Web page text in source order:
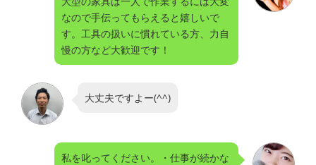
なので手伝ってもらえると嬉しいで
す。工具の扱いに慣れている方、力自
慢の方など大歓迎です！
大丈夫ですよー(^^)
私を叱ってください。・仕事が続かな